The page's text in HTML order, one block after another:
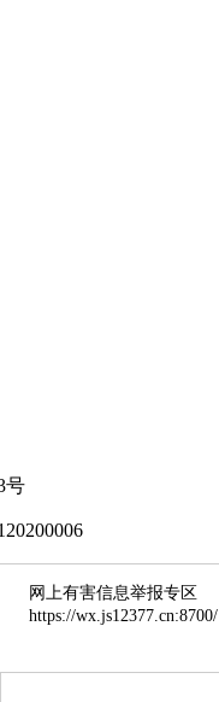
号
网上有害信息举报专区
https://wx.js12377.cn:8700/